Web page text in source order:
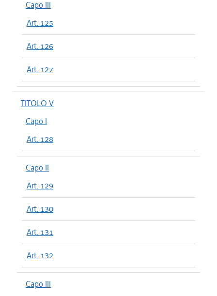
Capo III
Art. 125
Art. 126
Art. 127
TITOLO V
Capo I
Art. 128
Capo II
Art. 129
Art. 130
Art. 131
Art. 132
Capo III